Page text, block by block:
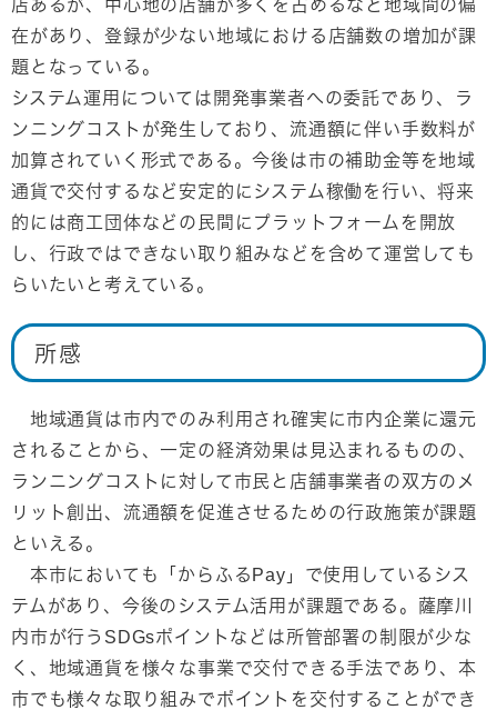
店あるが、中心地の店舗が多くを占めるなど地域間の偏
在があり、登録が少ない地域における店舗数の増加が課
題となっている。
システム運用については開発事業者への委託であり、ラ
ンニングコストが発生しており、流通額に伴い手数料が
加算されていく形式である。今後は市の補助金等を地域
通貨で交付するなど安定的にシステム稼働を行い、将来
的には商工団体などの民間にプラットフォームを開放
し、行政ではできない取り組みなどを含めて運営しても
らいたいと考えている。
所感
地域通貨は市内でのみ利用され確実に市内企業に還元
されることから、一定の経済効果は見込まれるものの、
ランニングコストに対して市民と店舗事業者の双方のメ
リット創出、流通額を促進させるための行政施策が課題
といえる。
本市においても「からふるPay」で使用しているシス
テムがあり、今後のシステム活用が課題である。薩摩川
内市が行うSDGsポイントなどは所管部署の制限が少な
く、地域通貨を様々な事業で交付できる手法であり、本
市でも様々な取り組みでポイントを交付することができ